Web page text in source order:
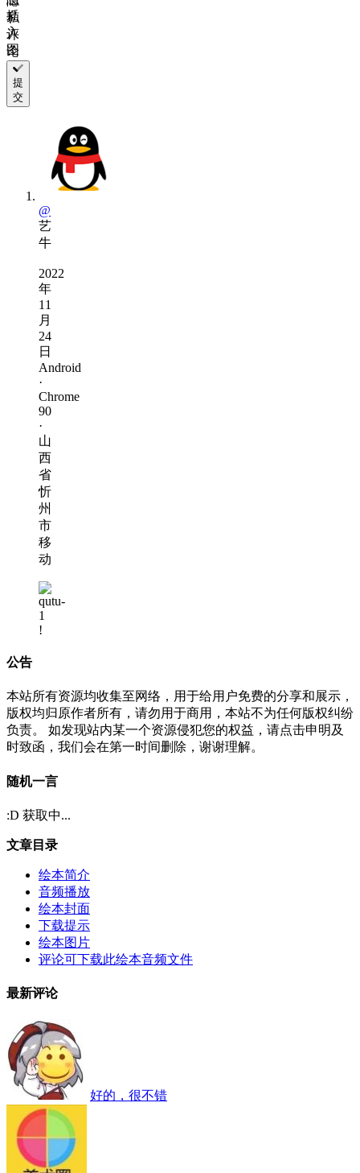
插
入
图
片
链
接
私
评
论
提
交
@
艺
牛
2022
年
11
月
24
日
Android
·
Chrome
90
·
山
西
省
忻
州
市
移
动
!
公告
本站所有资源均收集至网络，用于给用户免费的分享和展示，
版权均归原作者所有，请勿用于商用，本站不为任何版权纠纷
负责。 如发现站内某一个资源侵犯您的权益，请点击申明及
时致函，我们会在第一时间删除，谢谢理解。
随机一言
:D 获取中...
文章目录
绘本简介
音频播放
绘本封面
下载提示
绘本图片
评论可下载此绘本音频文件
最新评论
好的，很不错